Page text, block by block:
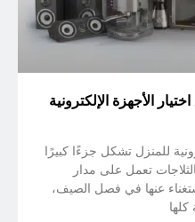
الأجهزة الإلكترونية
للمنزل تشكل جزءًا كبيرًا
تعمل على مدار
عنها في فصل الصيف،
كلها